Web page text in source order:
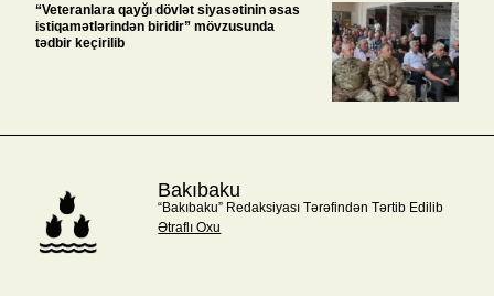
“Veteranlara qayğı dövlət siyasətinin əsas
istiqamətlərindən biridir” mövzusunda
tədbir keçirilib
Bakıbaku
“Bakıbaku” Redaksiyası Tərəfindən Tərtib Edilib
Ətraflı Oxu